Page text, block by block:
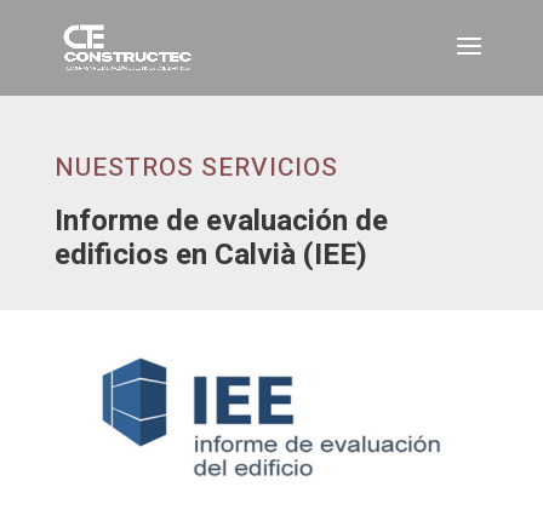
NUESTROS SERVICIOS
Informe de evaluación de
edificios en Calvià (IEE)